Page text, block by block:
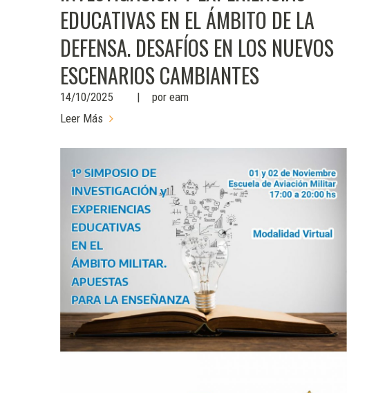
EDUCATIVAS EN EL ÁMBITO DE LA
DEFENSA. DESAFÍOS EN LOS NUEVOS
ESCENARIOS CAMBIANTES
14/10/2025 por eam
Leer Más